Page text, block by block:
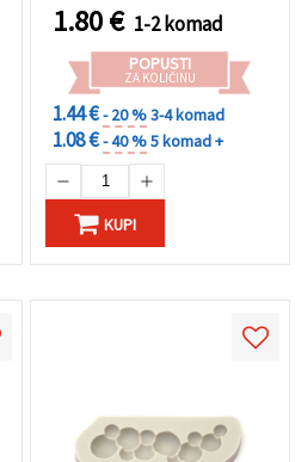
1.80€ 1-2 komad
POPUSTI
ZA KOLIČINU
1.44 €- 20 %3-4 komad
1.08 €- 40 %5 komad +
KUPI